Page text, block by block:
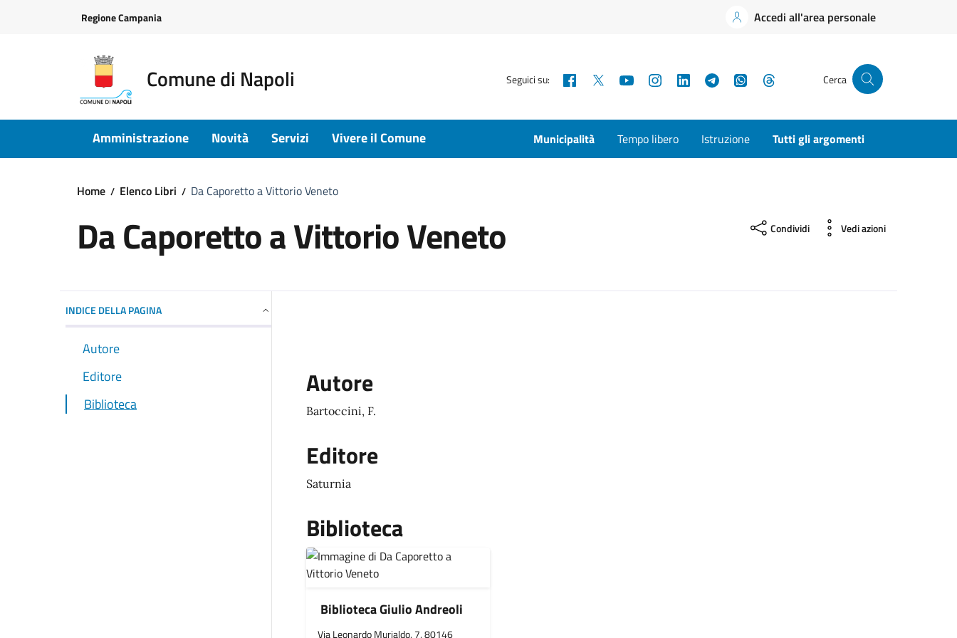
Regione Campania Accedi all'area personale
Comune di Napoli Seguici su: Facebook YouTubeInstagramLinkedInTelegramWhatsApp Cerca
Amministrazione Novità Servizi Vivere il Comune Municipalità Tempo libero Istruzione Tutti gli argomenti
Home Elenco Libri Da Caporetto a Vittorio Veneto
Da Caporetto a Vittorio Veneto Condividi Vedi azioni
INDICE DELLA PAGINA
Autore
Editore
Biblioteca
Autore
Bartoccini, F.
Editore
Saturnia
Biblioteca
Biblioteca Giulio Andreoli
Via Leonardo Murialdo, 7, 80146